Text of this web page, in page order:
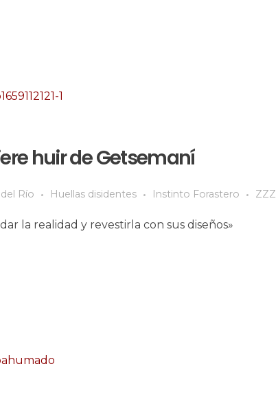
huir de Getsemaní
Río Huellas disidentes Instinto Forastero ZZZ
la realidad y revestirla con sus diseños»